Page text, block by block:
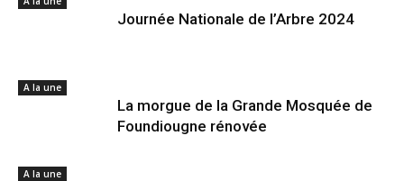
Journée Nationale de l’Arbre 2024
A la une
La morgue de la Grande Mosquée de
Foundiougne rénovée
A la une